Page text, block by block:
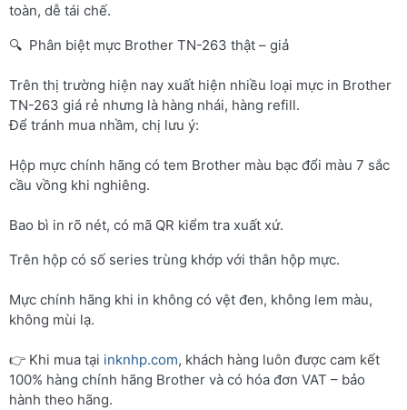
toàn, dễ tái chế.
🔍 Phân biệt mực Brother TN-263 thật – giả
Trên thị trường hiện nay xuất hiện nhiều loại mực in Brother
TN-263 giá rẻ nhưng là hàng nhái, hàng refill.
Để tránh mua nhầm, chị lưu ý:
Hộp mực chính hãng có tem Brother màu bạc đổi màu 7 sắc
cầu vồng khi nghiêng.
Bao bì in rõ nét, có mã QR kiểm tra xuất xứ.
Trên hộp có số series trùng khớp với thân hộp mực.
Mực chính hãng khi in không có vệt đen, không lem màu,
không mùi lạ.
👉 Khi mua tại inknhp.com, khách hàng luôn được cam kết
100% hàng chính hãng Brother và có hóa đơn VAT – bảo
hành theo hãng.